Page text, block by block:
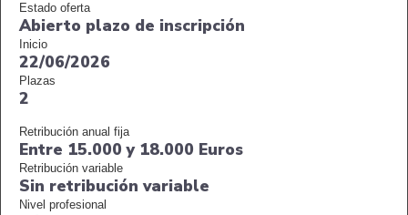
Estado oferta
Abierto plazo de inscripción
Inicio
22/06/2026
Plazas
2
Retribución anual fija
Entre 15.000 y 18.000 Euros
Retribución variable
Sin retribución variable
Nivel profesional